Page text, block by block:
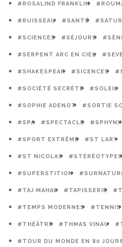
#ROSALIND FRANKLIN
#RUISSEAU #SANTÉ
#SCIENCES #SÉJOURS
#SERPENT ARC EN CIEL
#SHAKESPEAR #SICENCES
#SOCIÉTÉ SECRÈTE #SOLEIL
#SOPHIE ADENOT #SORTIE
#SPA #SPECTACLE #SPHYNX
#SPORT EXTRÊME #ST LARY
#ST NICOLAS #STÉRÉOTYPES
#SUPERSTITION
#TAJ MAHAL #TAPISSERIE
#TEMPS MODERNES #TENNIS
#THÉÂTRE #THMAS VINAU
#TOUR DU MONDE EN 80